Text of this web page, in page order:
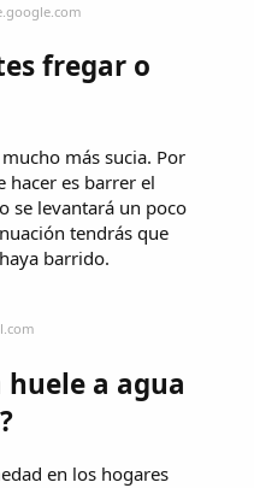
fregar o
más sucia. Por
hacer es barrer el
se levantará un poco
tendrás que
barrido.
huele a agua
en los hogares